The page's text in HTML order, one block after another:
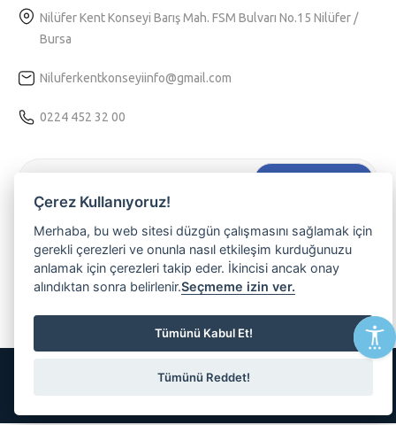
Nilüfer Kent Konseyi Barış Mah. FSM Bulvarı No.15 Nilüfer /
Bursa
Niluferkentkonseyiinfo@gmail.com
0224 452 32 00
aydınlatma metnini kabul ediyorum.
Nilüferli olmanın ayrıcalığını yaşamak, etkinliklerimizden haberdar
olmak ve üyemiz olmak isterseniz lütfen e-posta adresinizi
yazınız
Çerez Kullanıyoruz!
Merhaba, bu web sitesi düzgün çalışmasını sağlamak için
gerekli çerezleri ve onunla nasıl etkileşim kurduğunuzu
anlamak için çerezleri takip eder. İkincisi ancak onay
alındıktan sonra belirlenir.Seçmeme izin ver.
Tümünü Kabul Et!
Tümünü Reddet!